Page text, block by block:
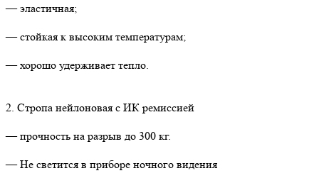
— эластичная;
— стойкая к высоким температурам;
— хорошо удерживает тепло.
2. Стропа нейлоновая с ИК ремиссией
— прочность на разрыв до 300 кг.
— Не светится в приборе ночного видения